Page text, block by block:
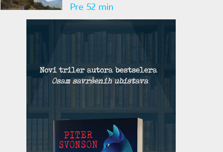
da ga lokalizuju
Pre 52 min